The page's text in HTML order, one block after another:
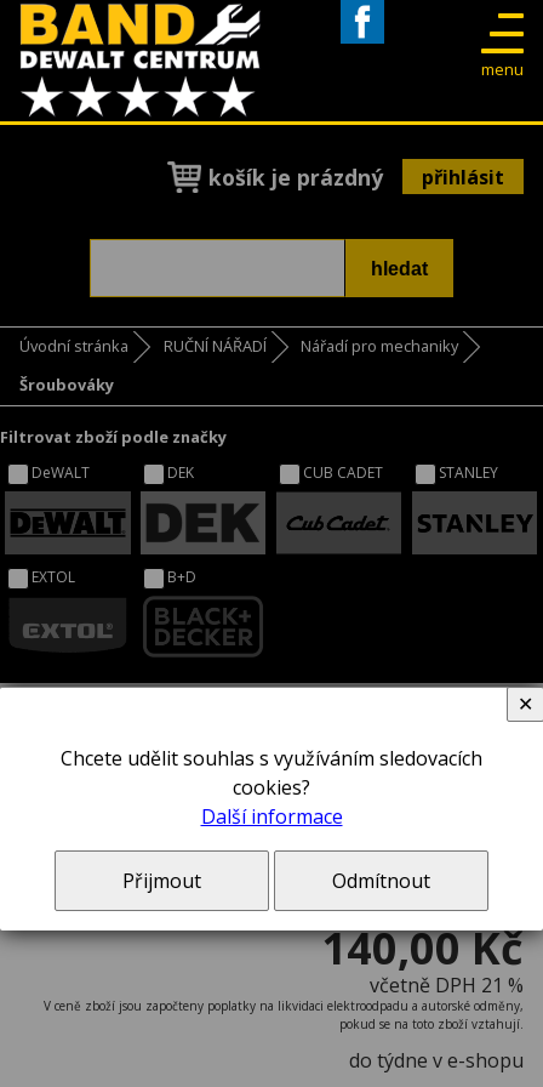
menu
košík je prázdný přihlásit
Úvodní stránka RUČNÍ NÁŘADÍ
Nářadí pro mechaniky
Šroubováky
Filtrovat zboží podle značky
DeWALT DEK CUB CADET STANLEY
EXTOL B+D
Šroubovák STANLEY® 1-65-483
140,00 Kč
včetně DPH 21 %
V ceně zboží jsou započteny poplatky na likvidaci elektroodpadu a autorské odměny,
pokud se na toto zboží vztahují.
do týdne v e-shopu
Chcete udělit souhlas s využíváním sledovacích
cookies?
Další informace
Přijmout Odmítnout
✕